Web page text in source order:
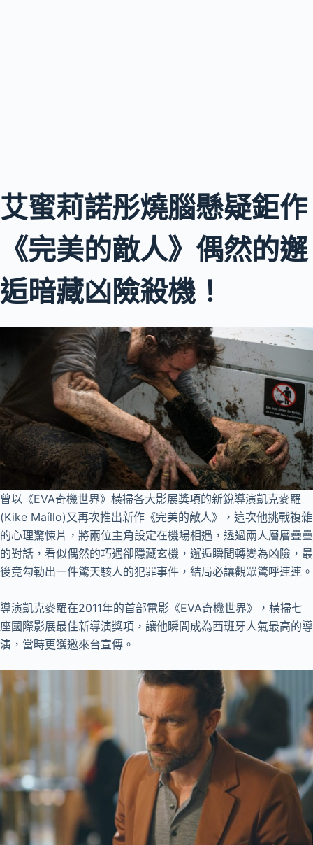
艾蜜莉諾彤燒腦懸疑鉅作
《完美的敵人》偶然的邂
逅暗藏凶險殺機！
曾以《EVA奇機世界》橫掃各大影展獎項的新銳導演凱克麥羅
(Kike Maíllo)又再次推出新作《完美的敵人》，這次他挑戰複雜
的心理驚悚片，將兩位主角設定在機場相遇，透過兩人層層疊疊
的對話，看似偶然的巧遇卻隱藏玄機，邂逅瞬間轉變為凶險，最
後竟勾勒出一件驚天駭人的犯罪事件，結局必讓觀眾驚呼連連。
導演凱克麥羅在2011年的首部電影《EVA奇機世界》，橫掃七
座國際影展最佳新導演獎項，讓他瞬間成為西班牙人氣最高的導
演，當時更獲邀來台宣傳。